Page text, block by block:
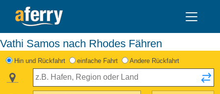
Vathi Samos nach Rhodes Fähren
Hin und Rückfahrt einfache Fahrt Andere Rückfahrt